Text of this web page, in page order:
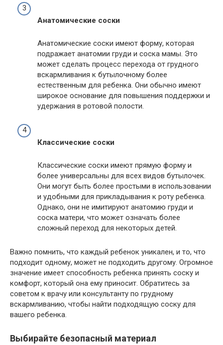
Анатомические соски
Анатомические соски имеют форму, которая
подражает анатомии груди и соска мамы. Это
может сделать процесс перехода от грудного
вскармливания к бутылочному более
естественным для ребенка. Они обычно имеют
широкое основание для повышения поддержки и
удержания в ротовой полости.
Классические соски
Классические соски имеют прямую форму и
более универсальны для всех видов бутылочек.
Они могут быть более простыми в использовании
и удобными для прикладывания к роту ребенка.
Однако, они не имитируют анатомию груди и
соска матери, что может означать более
сложный переход для некоторых детей.
Важно помнить, что каждый ребенок уникален, и то, что
подходит одному, может не подходить другому. Огромное
значение имеет способность ребенка принять соску и
комфорт, который она ему приносит. Обратитесь за
советом к врачу или консультанту по грудному
вскармливанию, чтобы найти подходящую соску для
вашего ребенка.
Выбирайте безопасный материал